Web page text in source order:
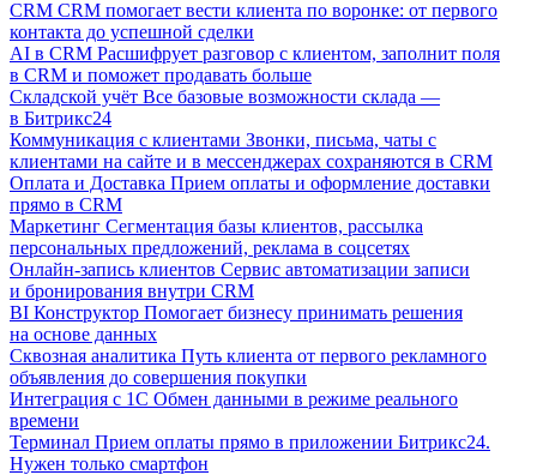
CRM CRM помогает вести клиента по воронке: от первого
контакта до успешной сделки
AI в CRM Расшифрует разговор с клиентом, заполнит поля
в CRM и поможет продавать больше
Складской учёт Все базовые возможности склада —
в Битрикс24
Коммуникация с клиентами Звонки, письма, чаты с
клиентами на сайте и в мессенджерах сохраняются в CRM
Оплата и Доставка Прием оплаты и оформление доставки
прямо в CRM
Маркетинг Сегментация базы клиентов, рассылка
персональных предложений, реклама в соцсетях
Онлайн-запись клиентов Сервис автоматизации записи
и бронирования внутри CRM
BI Конструктор Помогает бизнесу принимать решения
на основе данных
Сквозная аналитика Путь клиента от первого рекламного
объявления до совершения покупки
Интеграция с 1С Обмен данными в режиме реального
времени
Терминал Прием оплаты прямо в приложении Битрикс24.
Нужен только смартфон